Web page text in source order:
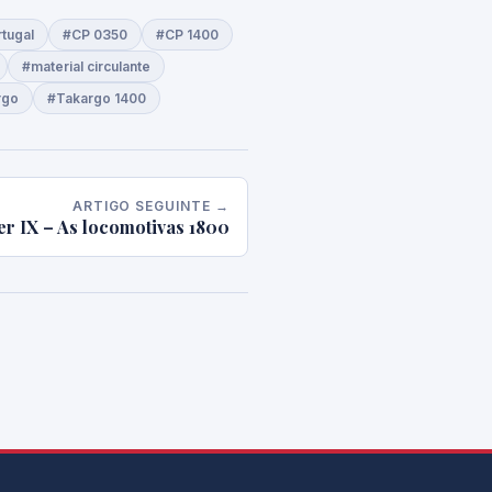
#CP 0350
#CP 1400
#material circulante
#Takargo 1400
ARTIGO SEGUINTE →
IX – As locomotivas 1800